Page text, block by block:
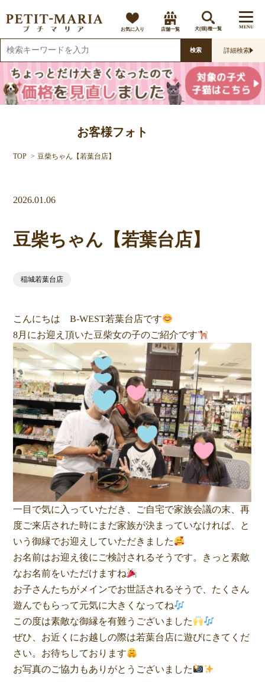
お気に入り 店舗一覧 犬(猫)種一覧 MENU
検索 詳細検索
お客様フォト
TOP 豆柴ちゃん【若葉台店】
2026.01.06
豆柴ちゃん【若葉台店】
稲城若葉台店
こんにちは B-WEST若葉台店です
8月にお迎え頂いた豆柴女の子のご紹介です
一目で気に入っていただき、ご自宅で家族会議の末、再
度ご来店された時にまだ家族が決まっていなければ、と
いう御縁でお迎えしていただきました
お名前はお迎え後にご検討されるそうです。きっと素敵
なお名前をいただけますね
お子さんたちがメインでお世話されるそうで、たくさん
遊んでもらって元気に大きくなってね
この度は素敵な御縁を有難うございました
ぜひ、お近くにお越しの際は若葉台店に遊びにきてくだ
さい。お待ちしております
お写真のご協力もありがとうございました